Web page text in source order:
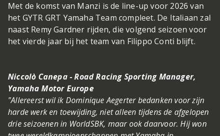
Met de komst van Manzi is de line-up voor 2026 van
het GYTR GRT Yamaha Team compleet. De Italiaan zal
naast Remy Gardner rijden, die volgend seizoen voor
het vierde jaar bij het team van Filippo Conti blijft.
Niccolò Canepa - Road Racing Sporting Manager,
Yamaha Motor Europe
"Allereerst wil ik Dominique Aegerter bedanken voor zijn
harde werk en toewijding, niet alleen tijdens de afgelopen
drie seizoenen in WorldSBK, maar ook daarvoor. Hij won